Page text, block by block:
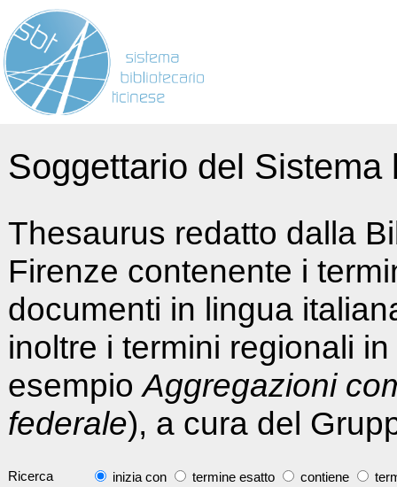
Soggettario del
Thesaurus redatto dalla
Firenze contenente i
documenti in lingua
inoltre i termini regionali
esempioAggregazioni
federale), a cura del
Ricerca inizia con termine esatto contiene